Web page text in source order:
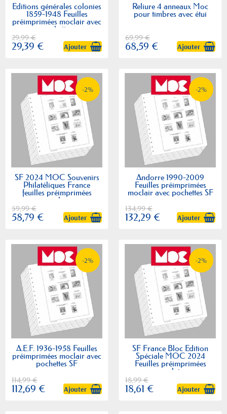
Editions générales colonies
1859-1948 Feuilles
préimprimées moclair avec
pochettes
29,99 €
29,39 € Ajouter
Reliure 4 anneaux Moc
pour timbres avec étui
69,99 €
68,59 € Ajouter
-2%
SF 2024 MOC Souvenirs
Philatéliques France
feuilles préimprimées
moclair
59,99 €
58,79 € Ajouter
-2%
Andorre 1990-2009
Feuilles préimprimées
moclair avec pochettes SF
134,99 €
132,29 € Ajouter
-2%
A.E.F. 1936-1958 Feuilles
préimprimées moclair avec
pochettes SF
114,99 €
112,69 € Ajouter
-2%
SF France Bloc Edition
Spéciale MOC 2024
Feuilles préimprimées
moclair
18,99 €
18,61 € Ajouter